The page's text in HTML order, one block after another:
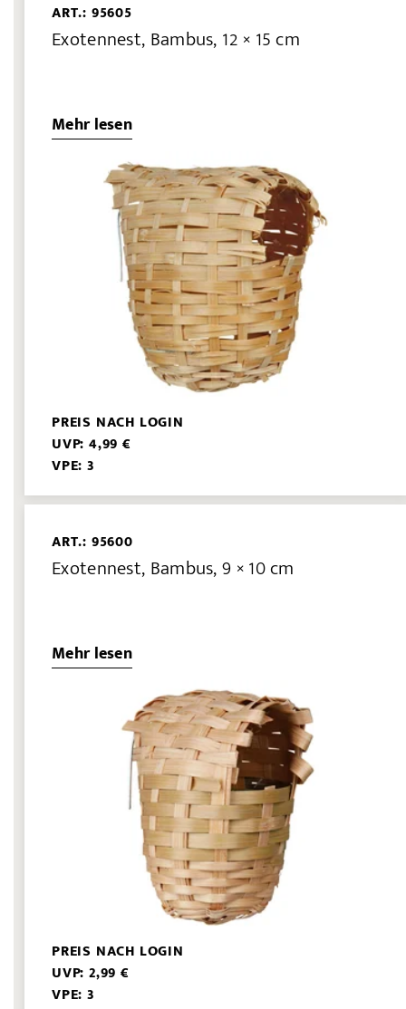
ART.: 95605
Exotennest, Bambus, 12 × 15 cm
Mehr lesen
PREIS NACH LOGIN
UVP: 4,99 €
VPE: 3
ART.: 95600
Exotennest, Bambus, 9 × 10 cm
Mehr lesen
PREIS NACH LOGIN
UVP: 2,99 €
VPE: 3